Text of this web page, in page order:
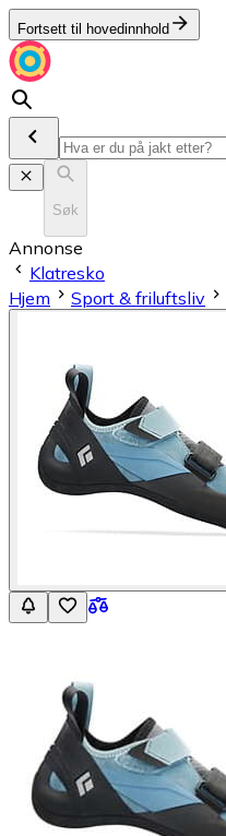
Fortsett til hovedinnhold
Søk
Annonse
Klatresko
Hjem
Sport & friluftsliv